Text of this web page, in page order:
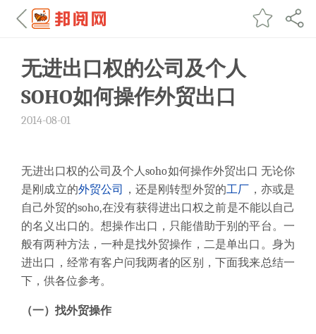
无进出口权的公司及个人
SOHO如何操作外贸出口
2014-08-01
无进出口权的公司及个人soho如何操作外贸出口 无论你
是刚成立的外贸公司 ，还是刚转型外贸的工厂 ，亦或是
自己外贸的soho,在没有获得进出口权之前是不能以自己
的名义出口的。想操作出口，只能借助于别的平台。一
般有两种方法，一种是找外贸操作，二是单出口。身为
进出口，经常有客户问我两者的区别，下面我来总结一
下，供各位参考。
（一）找外贸操作